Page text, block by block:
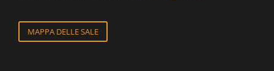
MAPPA DELLE SALE